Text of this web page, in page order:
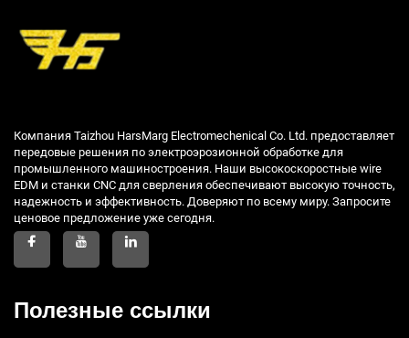
Компания Taizhou HarsMarg Electromechenical Co. Ltd. предоставляет
передовые решения по электроэрозионной обработке для
промышленного машиностроения. Наши высокоскоростные wire
EDM и станки CNC для сверления обеспечивают высокую точность,
надежность и эффективность. Доверяют по всему миру. Запросите
ценовое предложение уже сегодня.
Полезные ссылки